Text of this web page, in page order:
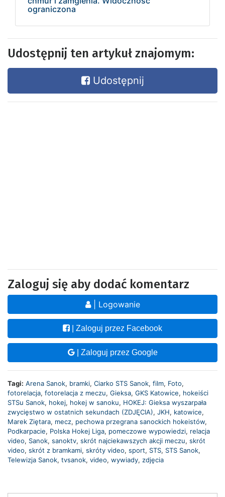
ograniczona
Udostępnij ten artykuł znajomym:
Udostępnij
Zaloguj się aby dodać komentarz
| Logowanie
| Zaloguj przez Facebook
| Zaloguj przez Google
Tagi: Arena Sanok, bramki, Ciarko STS Sanok, film, Foto,
fotorelacja, fotorelacja z meczu, Gieksa, GKS Katowice, hokeiści
STSu Sanok, hokej, hokej w sanoku, HOKEJ: Gieksa wyszarpała
zwycięstwo w ostatnich sekundach (ZDJĘCIA), JKH, katowice,
Marek Ziętara, mecz, pechowa przegrana sanockich hokeistów,
Podkarpacie, Polska Hokej Liga, pomeczowe wypowiedzi, relacja
video, Sanok, sanoktv, skrót najciekawszych akcji meczu, skrót
video, skrót z bramkami, skróty video, sport, STS, STS Sanok,
Telewizja Sanok, tvsanok, video, wywiady, zdjęcia